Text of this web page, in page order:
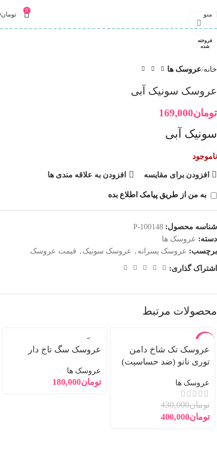
منو
0
تومان
فروخته
شده
خانه عروسک ها
عروسک سونیک آبی
تومان169,000
سونیک آبی
ناموجود
افزودن برای مقایسه افزودن به علاقه مندی ها
به من از طریق پیامک اطلاع بده
شناسه محصول: P-100148
دسته: عروسک ها
برچسب: عروسک پسرانه , عروسک سونیک , قیمت عروسک
اشتراک گذاری:
محصولات مرتبط
جدید
عروسک تک شاخ دامن
توری نانو (ضد حساسیت)
عروسک ها
تومان430,000
تومان400,000
فروخته
عروسک سگ تاج دار
عروسک ها
تومان180,000